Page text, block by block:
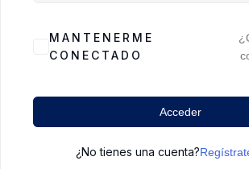
MANTENERME
CONECTADO
Acceder
¿No tienes una cuenta?